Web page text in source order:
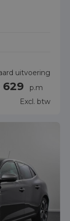
uitvoering
p.m
Excl. btw